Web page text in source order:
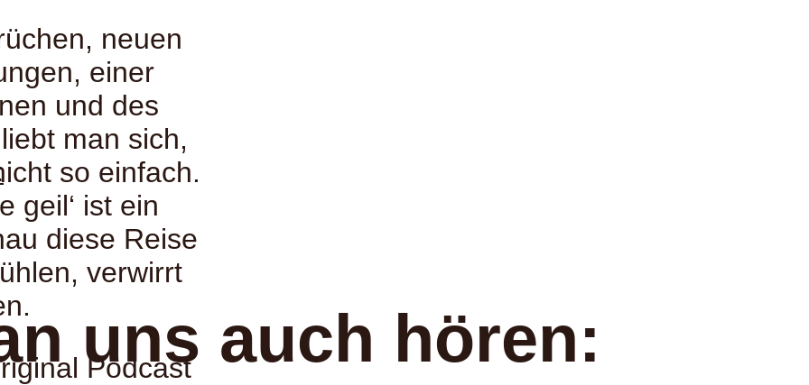
uns auch hören:
neuen
einer
und des
man sich,
so einfach.
geil‘ ist ein
diese Reise
verwirrt
Podcast